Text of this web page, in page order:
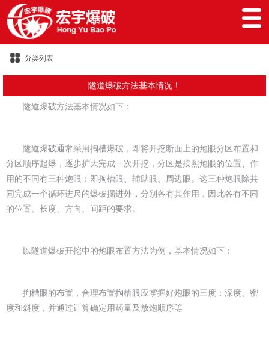
分类列表
隧道爆破方法基本情况！
隧道爆破方法基本情况如下：
隧道爆破通常采用掏槽爆破，即将开挖断面上的炮眼分区布置和
分区顺序起爆，逐步扩大完成一次开挖，分区是按照炮眼的位置、作
用的不同有三种炮眼：即掏槽眼、辅助眼、周边眼。这三种炮眼除共
同完成一个循环进尺的爆破掘进外，分别各有其作用，因此各有不同
的位置、长度、方向、间距的要求。
以隧道爆破开挖中的炮眼布置方法为例，基本情况如下：
掏槽眼的布置，合理布置掏槽眼应掌握好炮眼的三度：深度、密
度和斜度，并通过计算确定用药量及放炮顺序等